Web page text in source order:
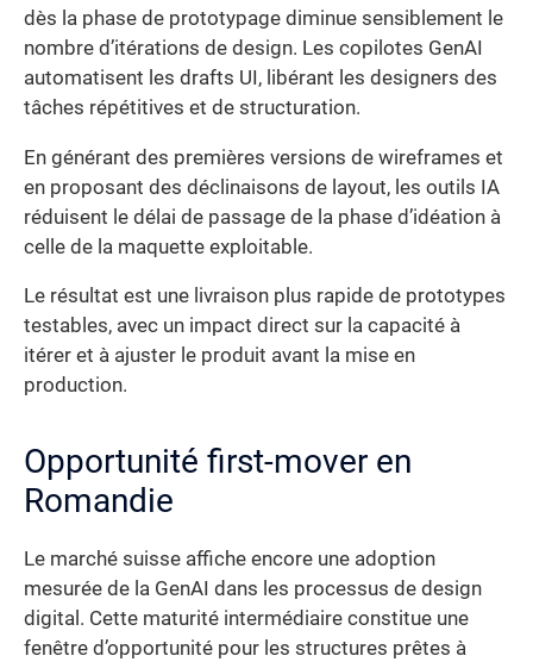
dès la phase de prototypage diminue sensiblement le
nombre d’itérations de design. Les copilotes GenAI
automatisent les drafts UI, libérant les designers des
tâches répétitives et de structuration.
En générant des premières versions de wireframes et
en proposant des déclinaisons de layout, les outils IA
réduisent le délai de passage de la phase d’idéation à
celle de la maquette exploitable.
Le résultat est une livraison plus rapide de prototypes
testables, avec un impact direct sur la capacité à
itérer et à ajuster le produit avant la mise en
production.
Opportunité first-mover en
Romandie
Le marché suisse affiche encore une adoption
mesurée de la GenAI dans les processus de design
digital. Cette maturité intermédiaire constitue une
fenêtre d’opportunité pour les structures prêtes à